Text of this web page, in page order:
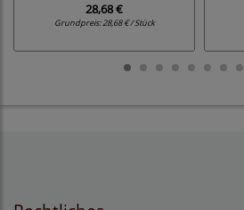
28,68 €
Grundpreis:28,68 € / Stück